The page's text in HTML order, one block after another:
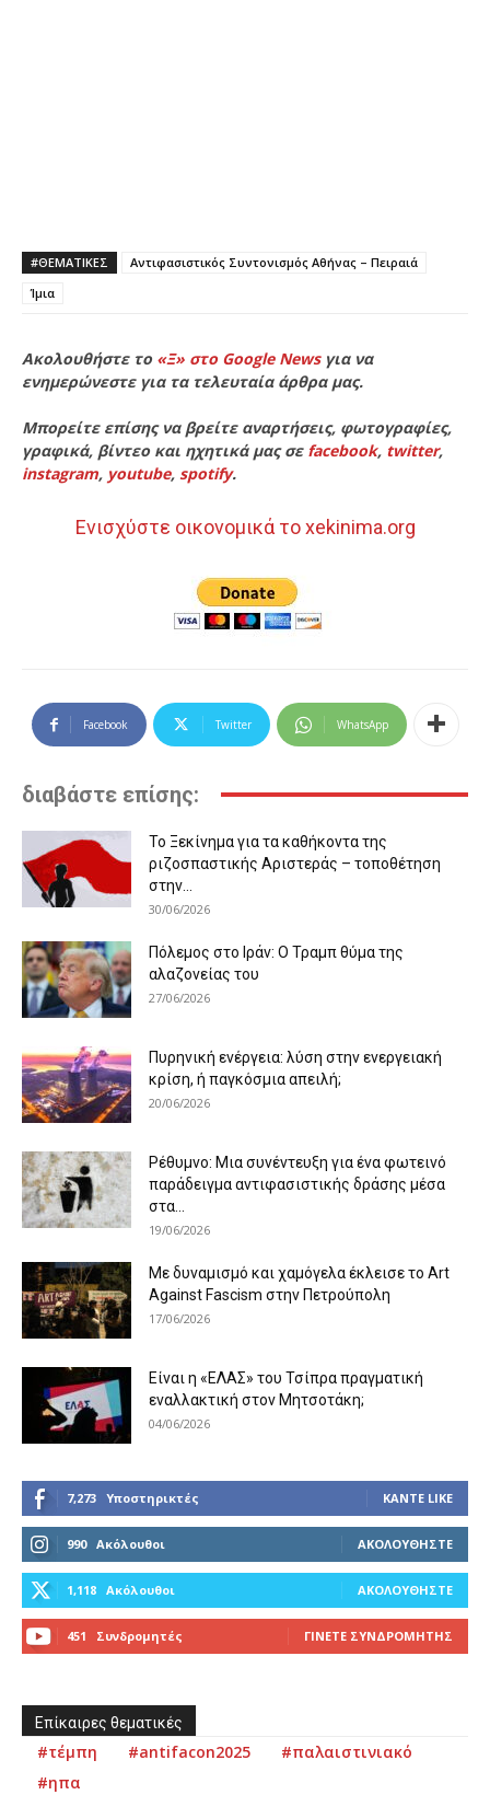
#ΘΕΜΑΤΙΚΈΣ
Αντιφασιστικός Συντονισμός Αθήνας – Πειραιά
Ίμια
Ακολουθήστε το «Ξ» στο Google Newsγια να
ενημερώνεστε για τα τελευταία άρθρα μας.
Μπορείτε επίσης να βρείτε αναρτήσεις, φωτογραφίες,
γραφικά, βίντεο και ηχητικά μας σε facebook, twitter,
instagram, youtube, spotify.
Ενισχύστε οικονομικά το xekinima.org
Facebook Twitter WhatsApp
διαβάστε επίσης:
Το Ξεκίνημα για τα καθήκοντα της
ριζοσπαστικής Αριστεράς – τοποθέτηση
στην...
30/06/2026
Πόλεμος στο Ιράν: Ο Τραμπ θύμα της
αλαζονείας του
27/06/2026
Πυρηνική ενέργεια: λύση στην ενεργειακή
κρίση, ή παγκόσμια απειλή;
20/06/2026
Ρέθυμνο: Μια συνέντευξη για ένα φωτεινό
παράδειγμα αντιφασιστικής δράσης μέσα
στα...
19/06/2026
Με δυναμισμό και χαμόγελα έκλεισε το Art
Against Fascism στην Πετρούπολη
17/06/2026
Είναι η «ΕΛΑΣ» του Τσίπρα πραγματική
εναλλακτική στον Μητσοτάκη;
04/06/2026
7,273 Υποστηρικτές ΚΆΝΤΕ LIKE
990 Ακόλουθοι ΑΚΟΛΟΥΘΉΣΤΕ
1,118 Ακόλουθοι ΑΚΟΛΟΥΘΉΣΤΕ
451 Συνδρομητές ΓΊΝΕΤΕ ΣΥΝΔΡΟΜΗΤΉΣ
Επίκαιρες θεματικές
#τέμπη #antifacon2025
#παλαιστινιακό
#ηπα